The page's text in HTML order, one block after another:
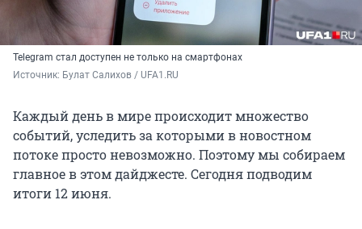
Telegram стал доступен не только на смартфонах
Источник: Булат Салихов / UFA1.RU
Каждый день в мире происходит множество
событий, уследить за которыми в новостном
потоке просто невозможно. Поэтому мы собираем
главное в этом дайджесте. Сегодня подводим
итоги 12 июня.